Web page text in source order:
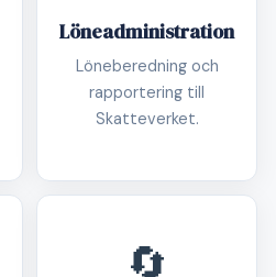
Löneadministration
Löneberedning och
rapportering till
Skatteverket.
🔄